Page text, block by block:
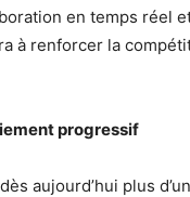
en temps réel
à renforcer la
progressif
aujourd’hui plus